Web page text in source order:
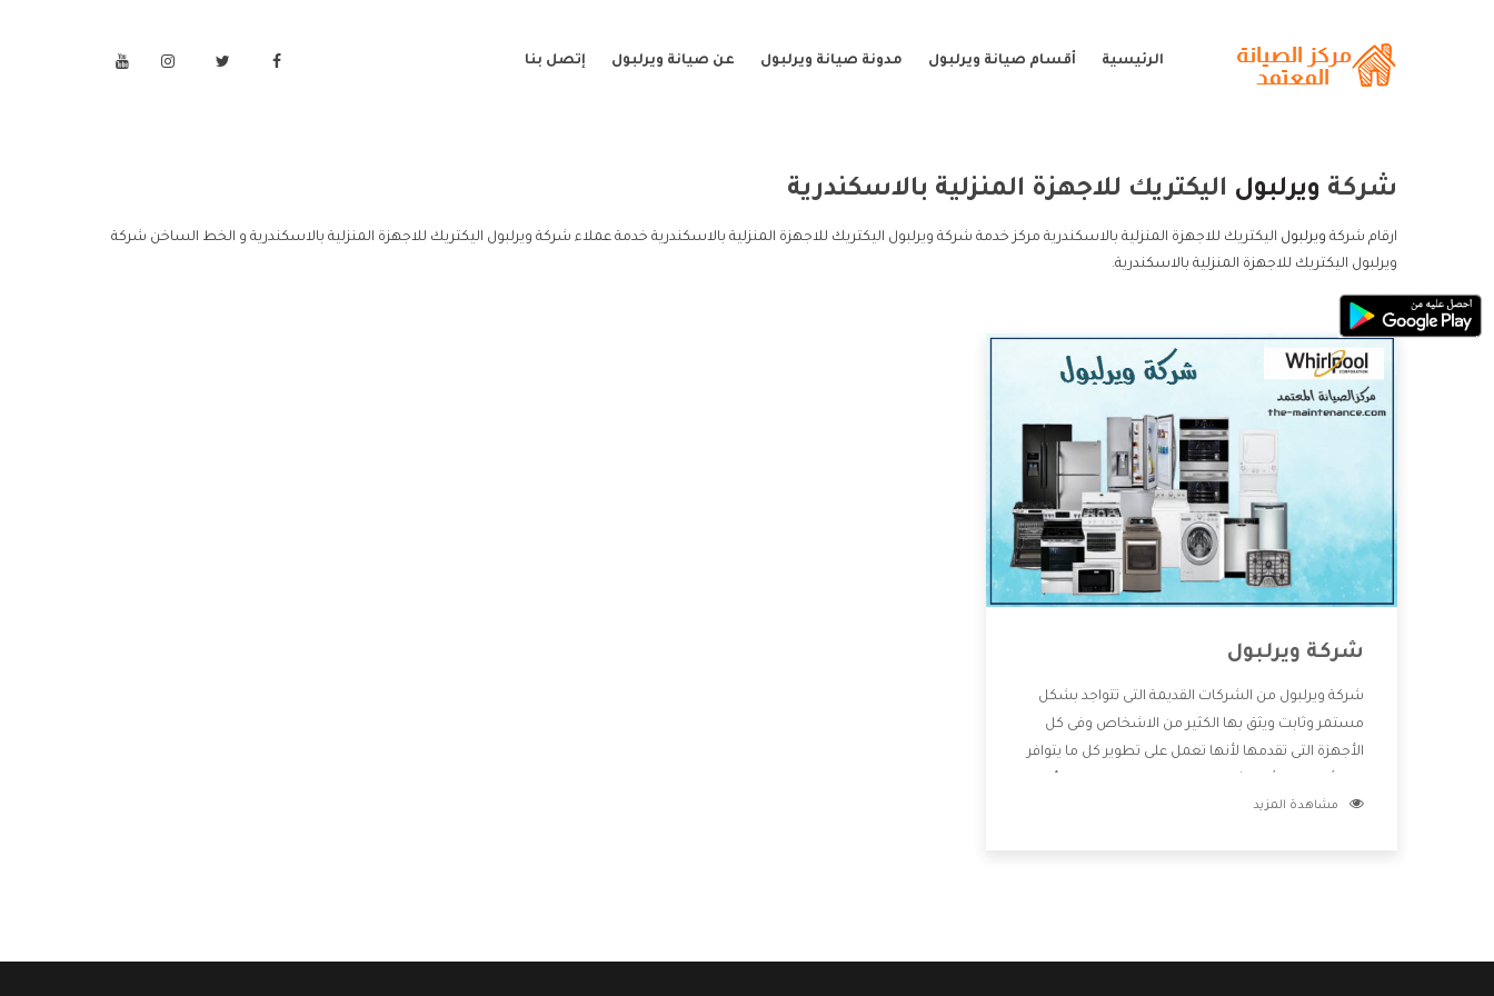
الرئيسية أقسام صيانة ويرلبول مدونة صيانة ويرلبول عن صيانة ويرلبول إتصل بنا
شركة ويرلبول اليكتريك للاجهزة المنزلية بالاسكندرية
ارقام شركة ويرلبول اليكتريك للاجهزة المنزلية بالاسكندرية مركز خدمة شركة ويرلبول اليكتريك للاجهزة المنزلية بالاسكندرية خدمة عملاء شركة ويرلبول اليكتريك للاجهزة المنزلية بالاسكندرية و الخط الساخن شركة
ويرلبول اليكتريك للاجهزة المنزلية بالاسكندرية.
شركة ويرلبول
شركة ويرلبول من الشركات القديمة التى تتواجد بشكل
مستمر وثابت ويثق بها الكثير من الاشخاص وفى كل
الأجهزة التى تقدمها لأنها تعمل على تطوير كل ما يتوافر
خدمات ما بعد البيع مع المنتجات وتقدم للعملاء أقوى
مشاهدة المزيد